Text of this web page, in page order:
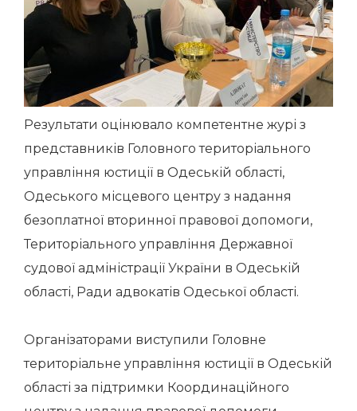
Результати оцінювало компетентне журі з
представників Головного територіального
управління юстиції в Одеській області,
Одеського місцевого центру з надання
безоплатної вторинної правової допомоги,
Територіального управління Державної
судової адміністрації України в Одеській
області, Ради адвокатів Одеської області.
Організаторами виступили Головне
територіальне управління юстиції в Одеській
області за підтримки Координаційного